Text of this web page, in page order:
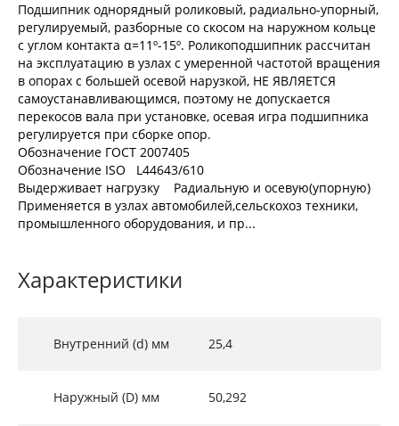
Подшипник однорядный роликовый, радиально-упорный,
регулируемый, разборные со скосом на наружном кольце
с углом контакта α=11º-15º. Роликоподшипник рассчитан
на эксплуатацию в узлах с умеренной частотой вращения
в опорах с большей осевой нарузкой, НЕ ЯВЛЯЕТСЯ
самоустанавливающимся, поэтому не допускается
перекосов вала при установке, осевая игра подшипника
регулируется при сборке опор.
Обозначение ГОСТ 2007405
Обозначение ISO L44643/610
Выдерживает нагрузку Радиальную и осевую(упорную)
Применяется в узлах автомобилей,сельскохоз техники,
промышленного оборудования, и пр...
Характеристики
Внутренний (d) мм 25,4
Наружный (D) мм 50,292